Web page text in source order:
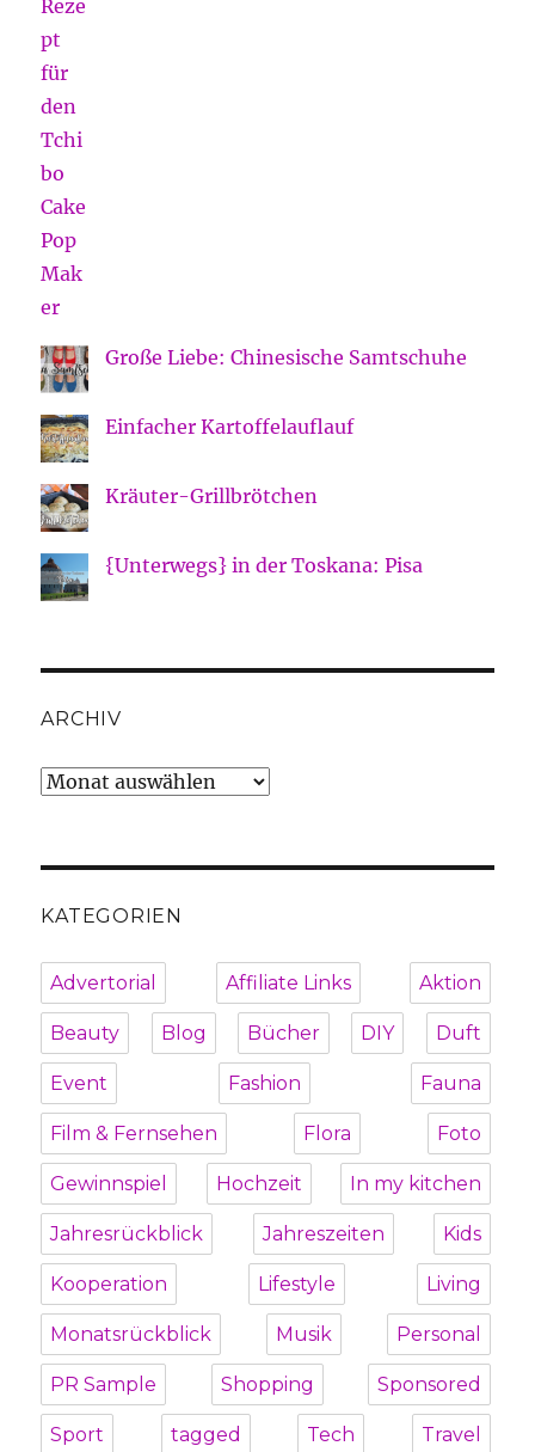
Große Liebe: Chinesische Samtschuhe
Einfacher Kartoffelauflauf
Kräuter-Grillbrötchen
{Unterwegs} in der Toskana: Pisa
ARCHIV
Archiv
KATEGORIEN
Advertorial Affiliate Links Aktion
Beauty Blog Bücher DIY Duft
Event Fashion Fauna
Film & Fernsehen Flora Foto
Gewinnspiel Hochzeit In my kitchen
Jahresrückblick Jahreszeiten Kids
Kooperation Lifestyle Living
Monatsrückblick Musik Personal
PR Sample Shopping Sponsored
Sport tagged Tech Travel